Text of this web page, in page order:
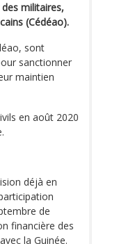
militaires,
(Cédéao).
sont
sanctionner
maintien
en août 2020
déjà en
de
financière des
la Guinée.